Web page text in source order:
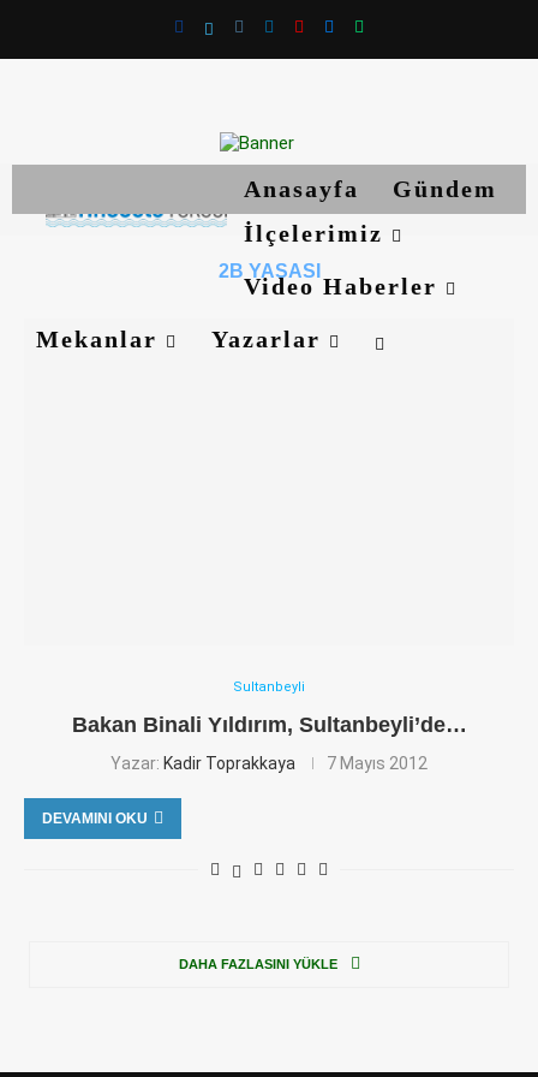
Anasayfa
Gündem
İlçelerimiz
Video Haberler
Mekanlar
Yazarlar
2B YASASI
Sultanbeyli
Bakan Binali Yıldırım, Sultanbeyli’de…
Yazar: Kadir Toprakkaya 7 Mayıs 2012
DEVAMINI OKU
DAHA FAZLASINI YÜKLE